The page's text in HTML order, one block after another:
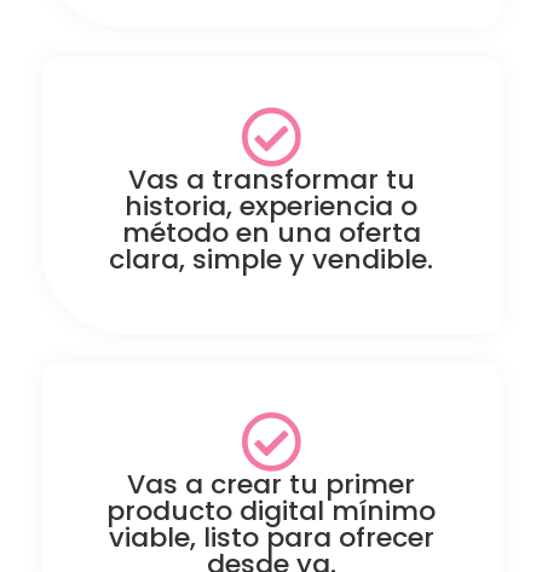
Vas a transformar tu
historia, experiencia o
método en una oferta
clara, simple y vendible.
Vas a crear tu primer
producto digital mínimo
viable, listo para ofrecer